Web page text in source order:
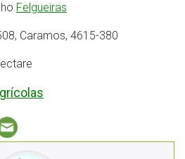
Felgueiras
Caramos, 4615-380